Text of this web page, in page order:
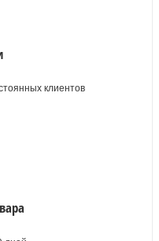
клиентов